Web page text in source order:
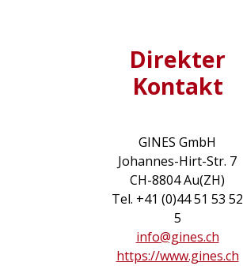
Direkter
Kontakt
GINES GmbH
Johannes-Hirt-Str. 7
CH-8804 Au(ZH)
Tel. +41 (0)44 51 53 52
5
info@gines.ch
https://www.gines.ch